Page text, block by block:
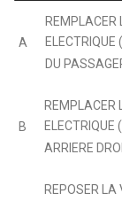
A
REMPLACER
ELECTRIQUE
DU
B
REMPLACER
ELECTRIQUE
ARRIERE
REPOSER LA